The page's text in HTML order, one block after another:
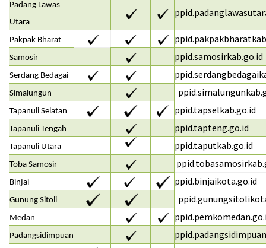
Padang Lawas
Utara
Pakpak Bharat
Samosir ppid.samosirkab.go.id
Serdang Bedagai
Simalungun
Tapanuli Selatan ppid.tapselkab.go.id
Tapanuli Tengah ppid.tapteng.go.id
Tapanuli Utara ppid.taputkab.go.id
Toba Samosir
Binjai ppid.binjaikota.go.id
Gunung Sitoli
Medan
Padangsidimpuan